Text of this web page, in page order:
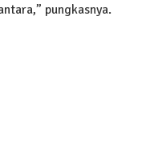
pungkasnya.